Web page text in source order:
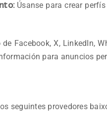
Úsanse para crear
Facebook, X, LinkedIn,
para anuncios
seguintes provedores